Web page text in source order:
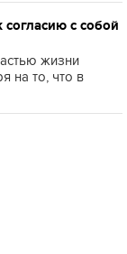
согласию с собой
жизни
на то, что в